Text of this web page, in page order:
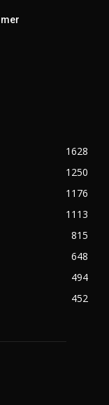
1628
1250
1176
1113
815
648
494
452